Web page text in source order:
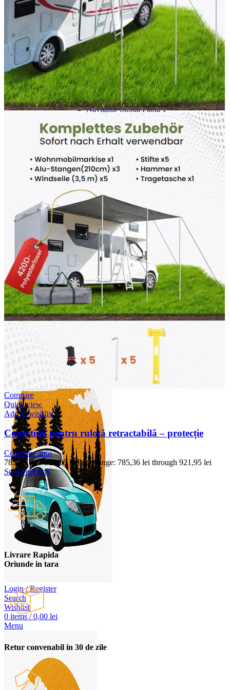
Navigație Mercedes W204
Navigație Mercedes W211
Navigație Mercedes Sprinter
Passat
Navigație Passat B5
Navigație Passat B5 5
Navigație Passat B6
Navigație Passat B7
Navigație Passat B8
Navigație Passat CC
Skoda
Navigație Skoda Fabia 1
Navigație Skoda Fabia 2
Navigație Skoda Octavia 1
Navigație Skoda Octavia 2
Navigație Skoda Octavia 3
Navigație Skoda Rapid
Navigație Skoda Superb 1
Navigație Skoda Superb 2
Navigație Toyota Avensis T25
Portbagaj Plafon Auto
Sub 350 Litri
Peste 350 Litri
Peste 450 litri
Accesorii auto masina
Accesorii Dacia Duster 3
Accesorii Duster 2
Accesorii Dacia Jogger
Parfum masina
Copertine auto
Incalzitor diesel
Antifurt masina
Blog
Despre Noi
Login / Register
Search
Wishlist
0 items / 0,00 lei
Menu
Compare
Quick view
Add to wishlist
Copertină pentru rulotă retractabilă – protecție
Copertine auto
785,36lei – 921,95leiPrice range: 785,36 lei through 921,95 lei
Select options
Livrare Rapida
Oriunde in tara
Retur convenabil in 30 de zile